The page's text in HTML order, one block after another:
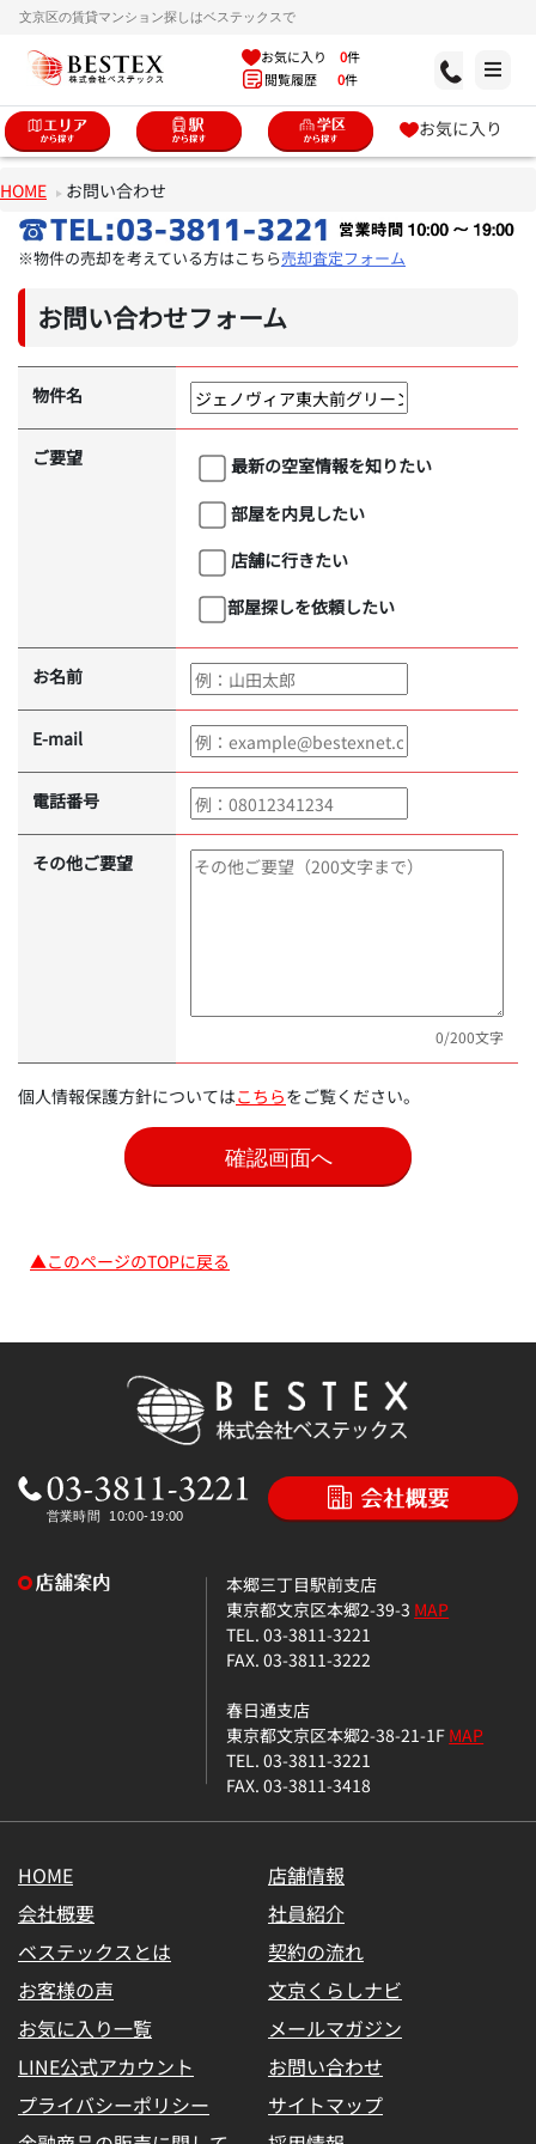
文京区の賃貸マンション探しはベステックスで
お気に入り 0件
閲覧履歴 0件
お気に入り
HOME お問い合わせ
※物件の売却を考えている方はこちら売却査定フォーム
お問い合わせフォーム
物件名
ご要望
最新の空室情報を知りたい
部屋を内見したい
店舗に行きたい
部屋探しを依頼したい
お名前
E-mail
電話番号
その他ご要望
0/200文字
個人情報保護方針についてはこちらをご覧ください。
▲このページのTOPに戻る
本郷三丁目駅前支店
東京都文京区本郷2-39-3 MAP
TEL. 03-3811-3221
FAX. 03-3811-3222
春日通支店
東京都文京区本郷2-38-21-1FMAP
TEL. 03-3811-3221
FAX. 03-3811-3418
HOME
店舗情報
会社概要
社員紹介
ベステックスとは
契約の流れ
お客様の声
文京くらしナビ
お気に入り一覧
メールマガジン
LINE公式アカウント
お問い合わせ
プライバシーポリシー
サイトマップ